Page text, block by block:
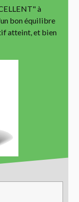
à
bon équilibre
atteint, et bien